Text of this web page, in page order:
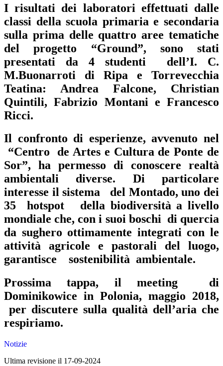
I risultati dei laboratori effettuati dalle
classi della scuola primaria e secondaria
sulla prima delle quattro aree tematiche
del progetto “Ground”, sono stati
presentati da 4 studenti dell’I. C.
M.Buonarroti di Ripa e Torrevecchia
Teatina: Andrea Falcone, Christian
Quintili, Fabrizio Montani e Francesco
Ricci.
Il confronto di esperienze, avvenuto nel
“Centro de Artes e Cultura de Ponte de
Sor”, ha permesso di conoscere realtà
ambientali diverse. Di particolare
interesse il sistema del Montado, uno dei
35 hotspot della biodiversità a livello
mondiale che, con i suoi boschi di quercia
da sughero ottimamente integrati con le
attività agricole e pastorali del luogo,
garantisce sostenibilità ambientale.
Prossima tappa, il meeting di
Dominikowice in Polonia, maggio 2018,
per discutere sulla qualità dell’aria che
respiriamo.
Notizie
Ultima revisione il 17-09-2024